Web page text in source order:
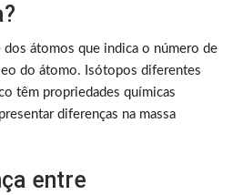
dos átomos que indica o número de
do átomo. Isótopos diferentes
têm propriedades químicas
diferenças na massa
entre